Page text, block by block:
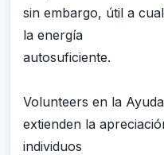
sin embargo, útil a
la energía
autosuficiente.
Volunteers en la
extienden la
individuos